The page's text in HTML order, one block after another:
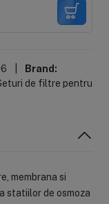
Brand:
de filtre pentru
membrana si
statiilor de osmoza